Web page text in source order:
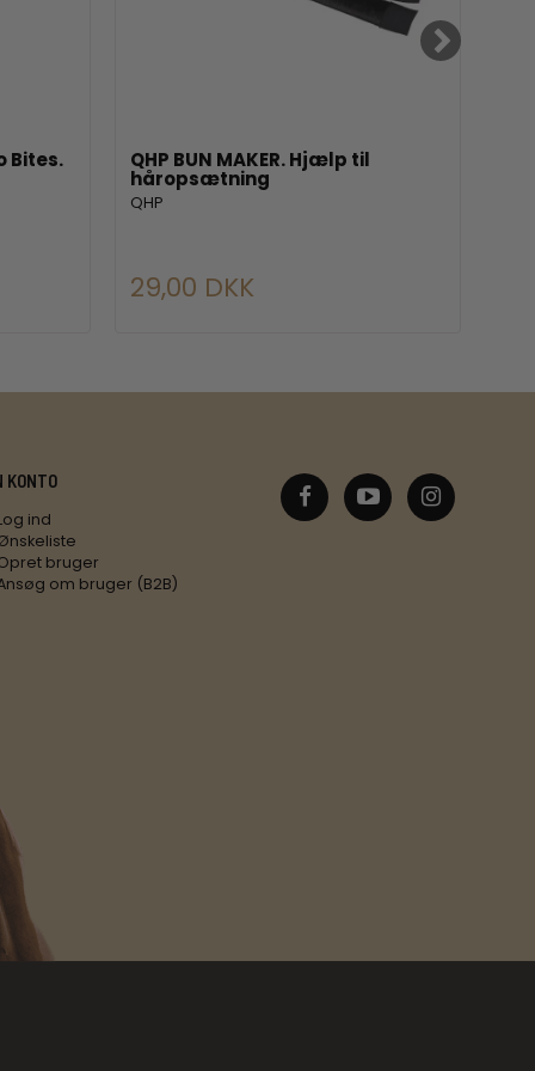
Bites. QHP BUN MAKER. Hjælp til
håropsætning
QHP
29,00 DKK
KONTO
ind
bruger
om bruger (B2B)